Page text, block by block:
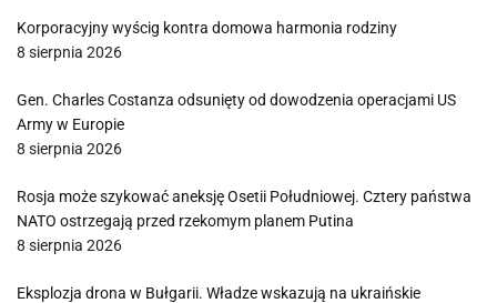
Korporacyjny wyścig kontra domowa harmonia rodziny
8 sierpnia 2026
Gen. Charles Costanza odsunięty od dowodzenia operacjami US
Army w Europie
8 sierpnia 2026
Rosja może szykować aneksję Osetii Południowej. Cztery państwa
NATO ostrzegają przed rzekomym planem Putina
8 sierpnia 2026
Eksplozja drona w Bułgarii. Władze wskazują na ukraińskie